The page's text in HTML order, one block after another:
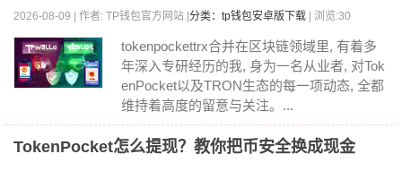
2026-08-09 | 作者: TP钱包官方网站 | 分类：tp钱包安卓版下载 | 浏览:30
tokenpockettrx合并在区块链领域里, 有着多
年深入专研经历的我, 身为一名从业者, 对Tok
enPocket以及TRON生态的每一项动态, 全都
维持着高度的留意与关注。...
TokenPocket怎么提现？教你把币安全换成现金